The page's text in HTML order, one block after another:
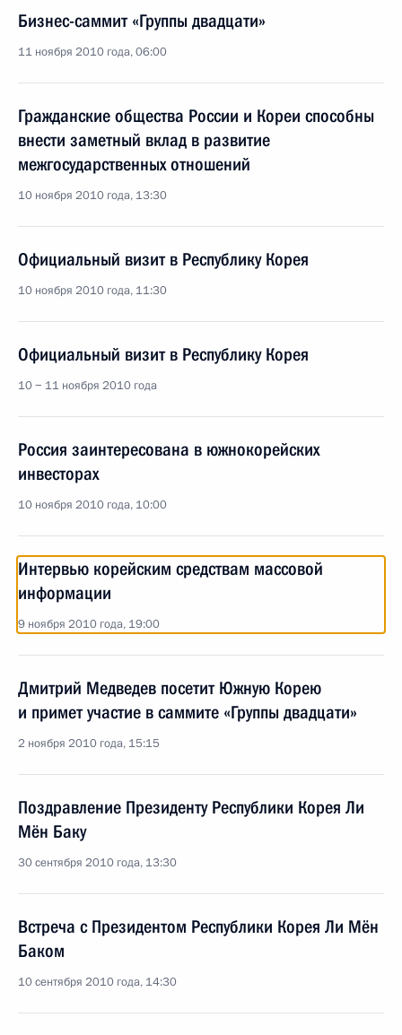
Бизнес-саммит «Группы двадцати»
11 ноября 2010 года, 06:00
Гражданские общества России и Кореи способны
внести заметный вклад в развитие
межгосударственных отношений
10 ноября 2010 года, 13:30
Официальный визит в Республику Корея
10 ноября 2010 года, 11:30
Официальный визит в Республику Корея
10 − 11 ноября 2010 года
Россия заинтересована в южнокорейских
инвесторах
10 ноября 2010 года, 10:00
Интервью корейским средствам массовой
информации
9 ноября 2010 года, 19:00
Дмитрий Медведев посетит Южную Корею
и примет участие в саммите «Группы двадцати»
2 ноября 2010 года, 15:15
Поздравление Президенту Республики Корея Ли
Мён Баку
30 сентября 2010 года, 13:30
Встреча с Президентом Республики Корея Ли Мён
Баком
10 сентября 2010 года, 14:30